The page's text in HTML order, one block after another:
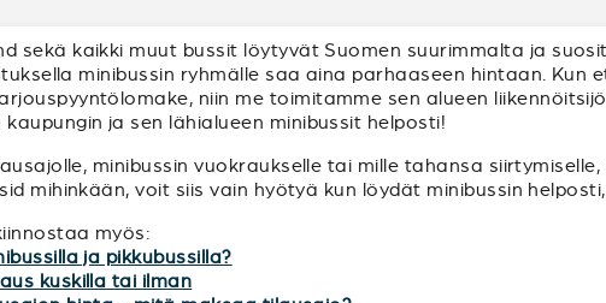
sekä kaikki muut bussit löytyvät Suomen suurimmalta ja
minibussin ryhmälle saa aina parhaaseen hintaan. Kun
niin me toimitamme sen alueen
ja sen lähialueen minibussit helposti!
minibussin vuokraukselle tai mille tahansa
mihinkään, voit siis vain hyötyä kun löydät minibussin
myös:
ja pikkubussilla?
kuskilla tai ilman